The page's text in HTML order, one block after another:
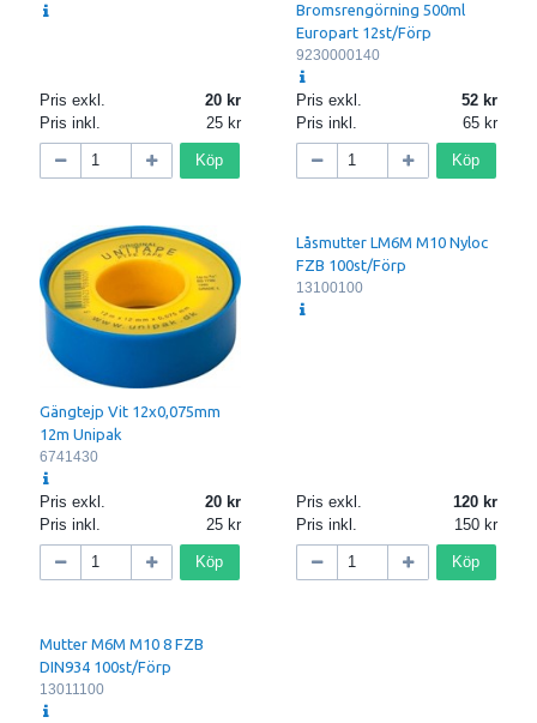
Pris exkl.
20
Pris inkl.
25
Köp
Bromsrengörning 500ml
Europart 12st/Förp
9230000140
Pris exkl.
52
Pris inkl.
65
Köp
Gängtejp Vit 12x0,075mm
12m Unipak
6741430
Pris exkl.
20
Pris inkl.
25
Köp
Låsmutter LM6M M10 Nyloc
FZB 100st/Förp
13100100
Pris exkl.
120
Pris inkl.
150
Köp
Mutter M6M M10 8 FZB
DIN934 100st/Förp
13011100